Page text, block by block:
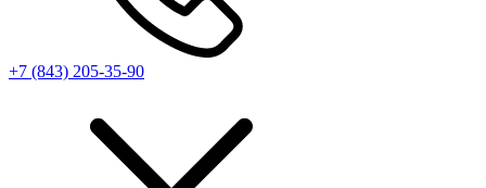
+7 (843) 205-35-90